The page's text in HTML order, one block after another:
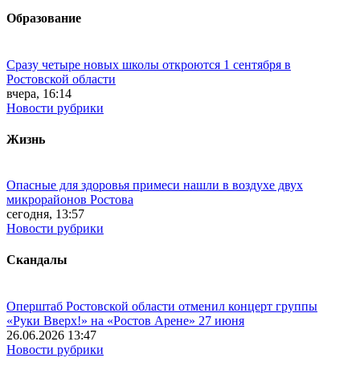
Образование
Сразу четыре новых школы откроются 1 сентября в
Ростовской области
вчера, 16:14
Новости рубрики
Жизнь
Опасные для здоровья примеси нашли в воздухе двух
микрорайонов Ростова
сегодня, 13:57
Новости рубрики
Скандалы
Оперштаб Ростовской области отменил концерт группы
«Руки Вверх!» на «Ростов Арене» 27 июня
26.06.2026 13:47
Новости рубрики